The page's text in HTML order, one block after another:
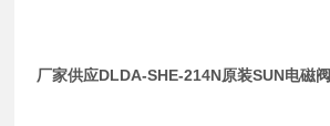
厂家供应DLDA-SHE-214N原装SUN电磁阀